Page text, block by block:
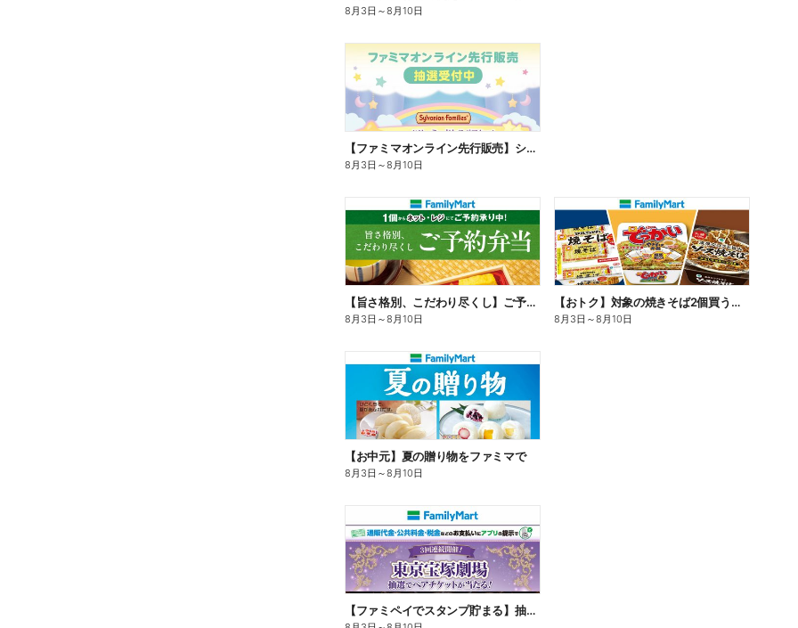
8月3日 ～8月10日
【ファミマオンライン先行販売】シルバニアファミリー
8月3日 ～8月10日
【旨さ格別、こだわり尽くし】ご予約弁当
8月3日 ～8月10日
【おトク】対象の焼きそば2個買うと100円引き!
8月3日 ～8月10日
【お中元】夏の贈り物をファミマで
8月3日 ～8月10日
【ファミペイでスタンプ貯まる】抽選でペアチケットが当たる!